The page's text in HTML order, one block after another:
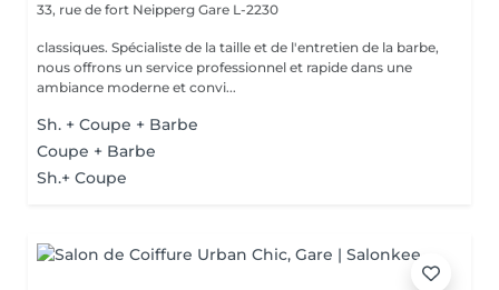
33, rue de fort Neipperg Gare L-2230
classiques. Spécialiste de la taille et de l'entretien de la barbe,
nous offrons un service professionnel et rapide dans une
ambiance moderne et convi...
Sh. + Coupe + Barbe
Coupe + Barbe
Sh.+ Coupe